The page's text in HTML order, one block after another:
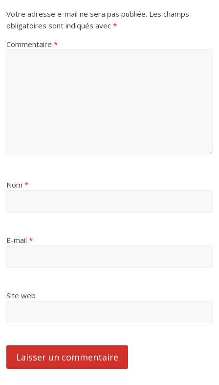
Votre adresse e-mail ne sera pas publiée. Les champs
obligatoires sont indiqués avec*
Commentaire*
Nom*
E-mail*
Site web